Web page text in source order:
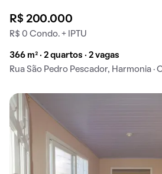
R$ 200.000
R$ 0 Condo. + IPTU
366 m² · 2 quartos · 2 vagas
Rua São Pedro Pescador, Harmonia ·